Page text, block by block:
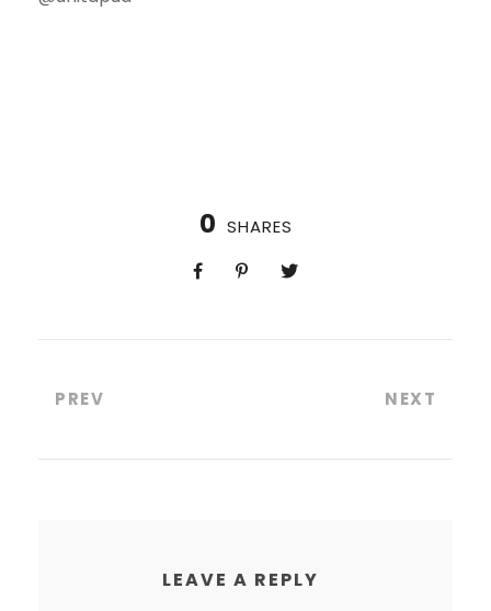
0 SHARES
PREV NEXT
LEAVE A REPLY